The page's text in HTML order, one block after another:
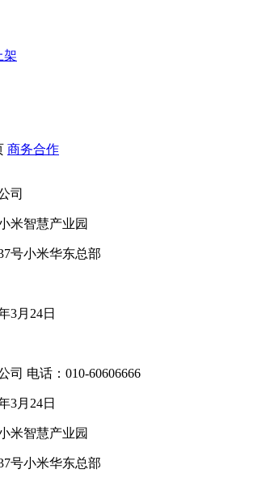
架
商务合作
司
米智慧产业园
号小米华东总部
3月24日
司 电话：010-60606666
3月24日
米智慧产业园
号小米华东总部